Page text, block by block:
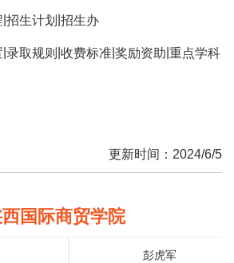
招生计划 招生办
录取规则 收费标准 奖励资助 重点学科
更新时间：2024/6/5
西国际商贸学院
彭虎军